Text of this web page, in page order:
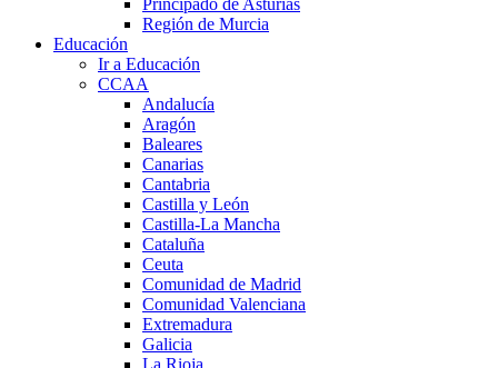
Región de Murcia
Educación
Ir a Educación
CCAA
Andalucía
Aragón
Baleares
Canarias
Cantabria
Castilla y León
Castilla-La Mancha
Cataluña
Ceuta
Comunidad de Madrid
Comunidad Valenciana
Extremadura
Galicia
La Rioja